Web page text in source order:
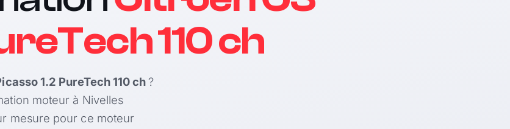
110 ch
1.2 PureTech 110 ch ?
moteur à Nivelles
mesure pour ce moteur